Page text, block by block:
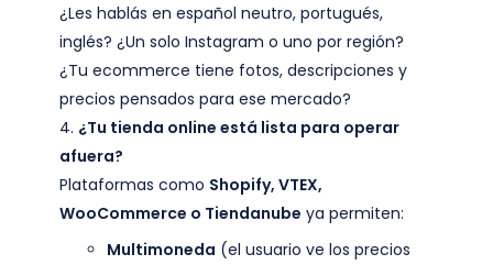
¿Les hablás en español neutro, portugués,
inglés? ¿Un solo Instagram o uno por región?
¿Tu ecommerce tiene fotos, descripciones y
precios pensados para ese mercado?
¿Tu tienda online está lista para operar
afuera?
Plataformas como Shopify, VTEX,
WooCommerce o Tiendanube ya permiten:
Multimoneda (el usuario ve los precios